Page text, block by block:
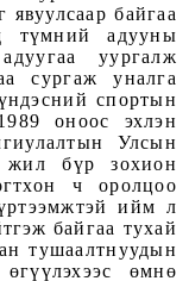
явуулсаар байгаа
түмний адууны
уургалж
сургаж уналга
спортын
оноос эхлэн
Улсын
жил бүр зохион
ч оролцоо
ийм л
байгаа тухай
тушаалтнуудын
өмнө